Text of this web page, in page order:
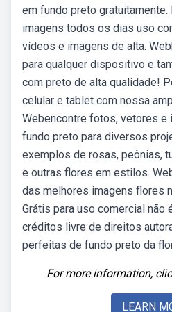
em fundo preto
imagens todos os dias uso
vídeos e imagens de alta.
para qualquer dispositivo e
com preto de alta qualidade!
celular e tablet com nossa
Webencontre fotos, vetores
fundo preto para diversos
exemplos de rosas, peônias,
e outras flores em estilos.
das melhores imagens flores
Grátis para uso comercial não
créditos livre de direitos
perfeitas de fundo preto da
For more information,
LEARN